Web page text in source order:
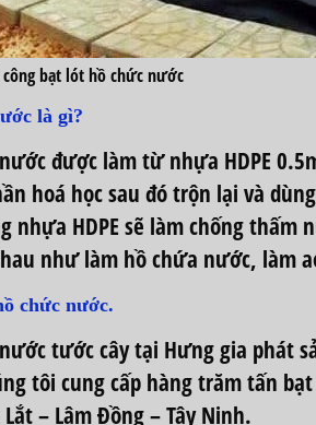
bạt lót hồ chức nước
là gì?
được làm từ nhựa HDPE
hoá học sau đó trộn lại và
nhựa HDPE sẽ làm chống
như làm hồ chứa nước, làm
chức nước.
tước cây tại Hưng gia phát
tôi cung cấp hàng trăm tấn
– Lâm Đồng – Tây Ninh.